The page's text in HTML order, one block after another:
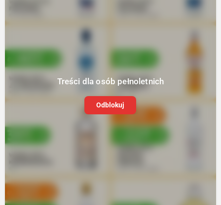
Treści dla osób pełnoletnich
Odblokuj